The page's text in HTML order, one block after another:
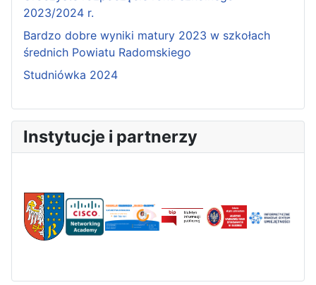
2023/2024 r.
Bardzo dobre wyniki matury 2023 w szkołach
średnich Powiatu Radomskiego
Studniówka 2024
Instytucje i partnerzy